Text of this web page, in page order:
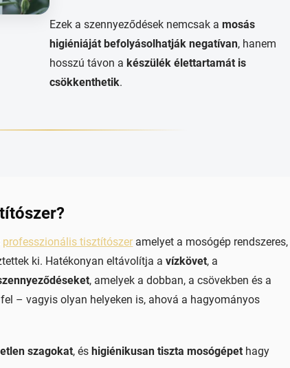
Ezek a szennyeződések nemcsak a mosás
higiéniáját befolyásolhatják negatívan, hanem
hosszú távon a készülék élettartamát is
csökkenthetik.
professzionális tisztítószer amelyet a mosógép rendszeres,
ki. Hatékonyan eltávolítja avízkövet, a
, amelyek a dobban, a csövekben és a
– vagyis olyan helyeken is, ahová a hagyományos
szagokat, és higiénikusan tiszta mosógépet hagy